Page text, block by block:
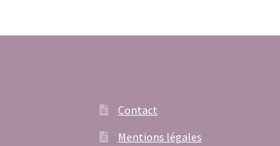
Contact
Mentions légales